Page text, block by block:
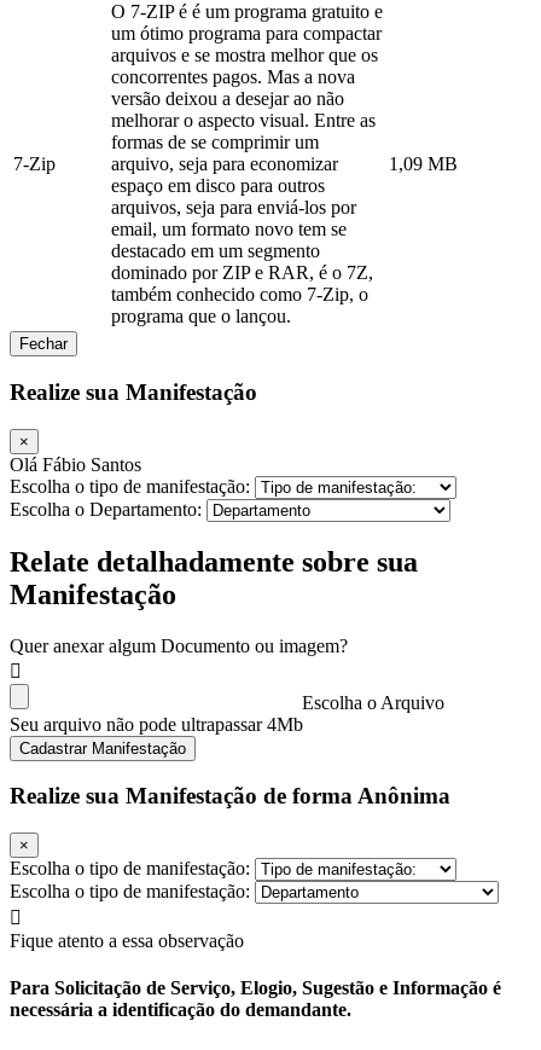
7-Zip
O 7-ZIP é é um programa gratuito e
um ótimo programa para compactar
arquivos e se mostra melhor que os
concorrentes pagos. Mas a nova
versão deixou a desejar ao não
melhorar o aspecto visual. Entre as
formas de se comprimir um
arquivo, seja para economizar
espaço em disco para outros
arquivos, seja para enviá-los por
email, um formato novo tem se
destacado em um segmento
dominado por ZIP e RAR, é o 7Z,
também conhecido como 7-Zip, o
programa que o lançou.
1,09 MB
Fechar
Realize sua Manifestação
×
Olá Fábio Santos
Escolha o tipo de manifestação:
Escolha o Departamento:
Relate detalhadamente sobre sua
Manifestação
Quer anexar algum Documento ou imagem?
Escolha o Arquivo
Seu arquivo não pode ultrapassar 4Mb
Cadastrar Manifestação
Realize sua Manifestação de forma Anônima
×
Escolha o tipo de manifestação:
Escolha o tipo de manifestação:
Fique atento a essa observação
Para Solicitação de Serviço, Elogio, Sugestão e Informação é
necessária a identificação do demandante.